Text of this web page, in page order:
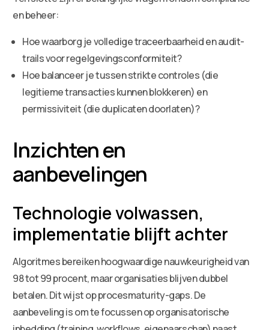
en beheer:
Hoe waarborg je volledige traceerbaarheid en audit-
trails voor regelgevingsconformiteit?
Hoe balanceer je tussen strikte controles (die
legitieme transacties kunnen blokkeren) en
permissiviteit (die duplicaten doorlaten)?
Inzichten en
aanbevelingen
Technologie volwassen,
implementatie blijft achter
Algoritmes bereiken hoogwaardige nauwkeurigheid van
98 tot 99 procent, maar organisaties blijven dubbel
betalen. Dit wijst op procesmaturity-gaps. De
aanbeveling is om te focussen op organisatorische